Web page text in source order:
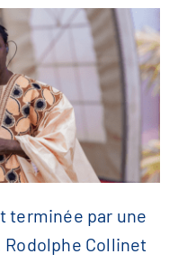
terminée par une
Rodolphe Collinet